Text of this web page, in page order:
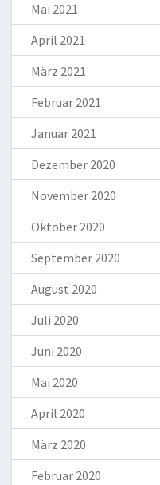
Mai 2021
April 2021
März 2021
Februar 2021
Januar 2021
Dezember 2020
November 2020
Oktober 2020
September 2020
August 2020
Juli 2020
Juni 2020
Mai 2020
April 2020
März 2020
Februar 2020